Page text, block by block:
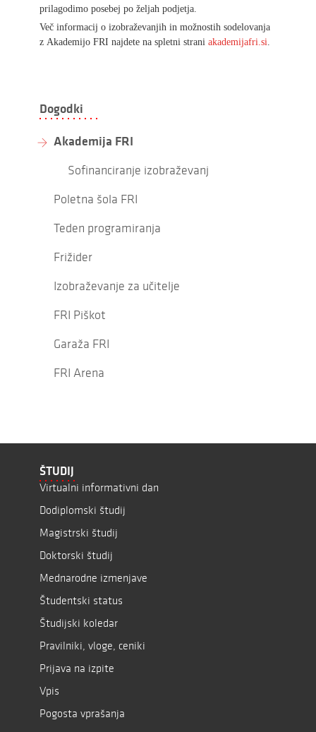
prilagodimo posebej po željah podjetja.
Več informacij o izobraževanjih in možnostih sodelovanja
z Akademijo FRI najdete na spletni strani akademijafri.si.
Dogodki
Akademija FRI
Sofinanciranje izobraževanj
Poletna šola FRI
Teden programiranja
Frižider
Izobraževanje za učitelje
FRI Piškot
Garaža FRI
FRI Arena
ŠTUDIJ
Virtualni informativni dan
Dodiplomski študij
Magistrski študij
Doktorski študij
Mednarodne izmenjave
Študentski status
Študijski koledar
Pravilniki, vloge, ceniki
Prijava na izpite
Vpis
Pogosta vprašanja